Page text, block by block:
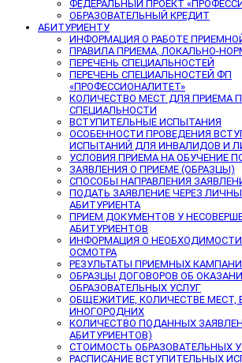
ФЕДЕРАЛЬНЫЙ ПРОЕКТ
ОБРАЗОВАТЕЛЬНЫЙ КРЕДИТ
АБИТУРИЕНТУ
ИНФОРМАЦИЯ О РАБОТЕ
ПРАВИЛА ПРИЕМА, ЛОКАЛЬНО-
ПЕРЕЧЕНЬ СПЕЦИАЛЬНОСТЕЙ
ПЕРЕЧЕНЬ СПЕЦИАЛЬНОСТЕЙ ФП
«ПРОФЕССИОНАЛИТЕТ»
КОЛИЧЕСТВО МЕСТ ДЛЯ ПРИЕМА
СПЕЦИАЛЬНОСТИ
ВСТУПИТЕЛЬНЫЕ ИСПЫТАНИЯ
ОСОБЕННОСТИ ПРОВЕДЕНИЯ
ИСПЫТАНИЙ ДЛЯ ИНВАЛИДОВ И
УСЛОВИЯ ПРИЕМА НА ОБУЧЕНИЕ
ЗАЯВЛЕНИЯ О ПРИЕМЕ (ОБРАЗЦЫ)
СПОСОБЫ НАПРАВЛЕНИЯ
ПОДАТЬ ЗАЯВЛЕНИЕ ЧЕРЕЗ
АБИТУРИЕНТА
ПРИЕМ ДОКУМЕНТОВ У
АБИТУРИЕНТОВ
ИНФОРМАЦИЯ О
ОСМОТРА
РЕЗУЛЬТАТЫ ПРИЕМНЫХ
ОБРАЗЦЫ ДОГОВОРОВ ОБ
ОБРАЗОВАТЕЛЬНЫХ УСЛУГ
ОБЩЕЖИТИЕ, КОЛИЧЕСТВЕ
ИНОГОРОДНИХ
КОЛИЧЕСТВО ПОДАННЫХ
АБИТУРИЕНТОВ)
СТОИМОСТЬ ОБРАЗОВАТЕЛЬНЫХ
РАСПИСАНИЕ ВСТУПИТЕЛЬНЫХ